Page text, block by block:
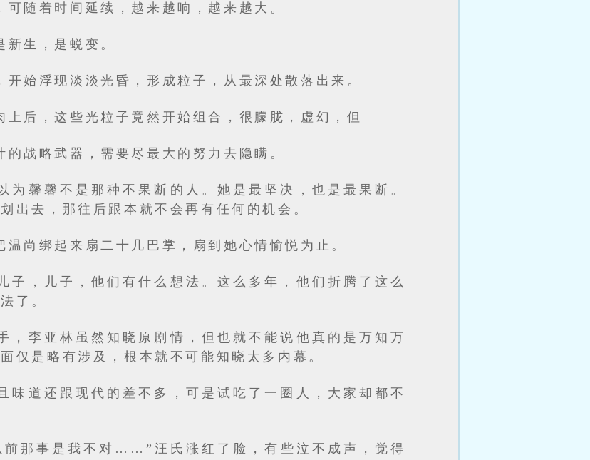
随着时间延续，越来越响，越来越大。
生，是蜕变。
始浮现淡淡光昏，形成粒子，从最深处散落出来。
上后，这些光粒子竟然开始组合，很朦胧，虚幻，但
的战略武器，需要尽最大的努力去隐瞒。
为馨馨不是那种不果断的人。她是最坚决，也是最果断。
出去，那往后跟本就不会再有任何的机会。
温尚绑起来扇二十几巴掌，扇到她心情愉悦为止。
子，儿子，他们有什么想法。这么多年，他们折腾了这么
了。
，李亚林虽然知晓原剧情，但也就不能说他真的是万知万
仅是略有涉及，根本就不可能知晓太多内幕。
味道还跟现代的差不多，可是试吃了一圈人，大家却都不
那事是我不对……”汪氏涨红了脸，有些泣不成声，觉得